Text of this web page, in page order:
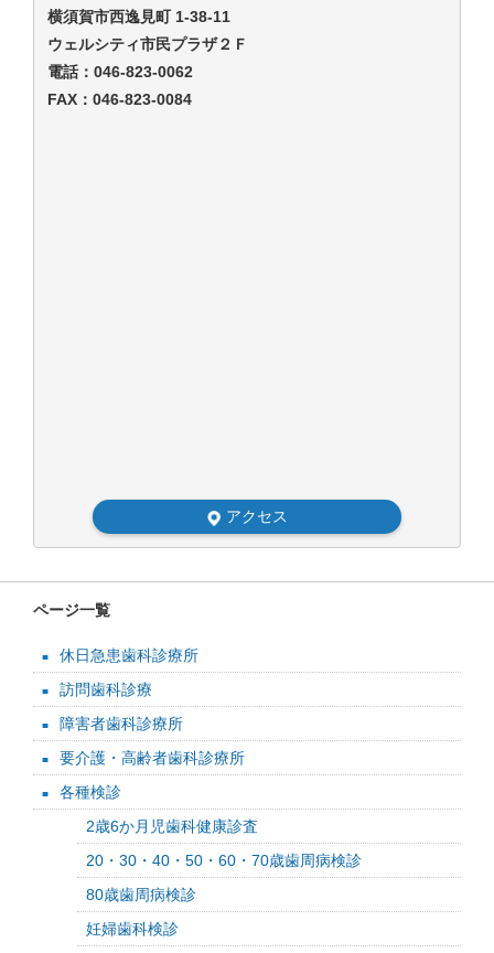
横須賀市西逸見町 1-38-11
ウェルシティ市民プラザ２Ｆ
電話： 046-823-0062
FAX：046-823-0084
アクセス
ページ一覧
休日急患歯科診療所
訪問歯科診療
障害者歯科診療所
要介護・高齢者歯科診療所
各種検診
2歳6か月児歯科健康診査
20・30・40・50・60・70歳歯周病検診
80歳歯周病検診
妊婦歯科検診